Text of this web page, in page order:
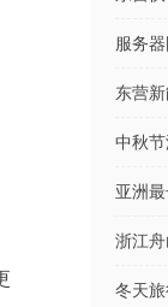
东营
中秋
亚洲